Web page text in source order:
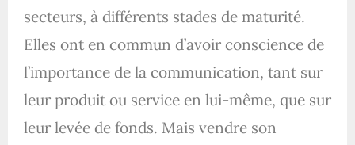
secteurs, à différents stades de maturité.
Elles ont en commun d’avoir conscience de
l’importance de la communication, tant sur
leur produit ou service en lui-même, que sur
leur levée de fonds. Mais vendre son